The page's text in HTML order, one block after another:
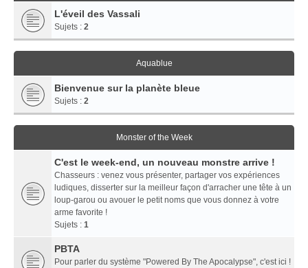
L'éveil des Vassali
Sujets : 2
Aquablue
Bienvenue sur la planète bleue
Sujets : 2
Monster of the Week
C'est le week-end, un nouveau monstre arrive !
Chasseurs : venez vous présenter, partager vos expériences
ludiques, disserter sur la meilleur façon d'arracher une tête à un
loup-garou ou avouer le petit noms que vous donnez à votre
arme favorite !
Sujets : 1
PBTA
Pour parler du système "Powered By The Apocalypse", c'est ici !